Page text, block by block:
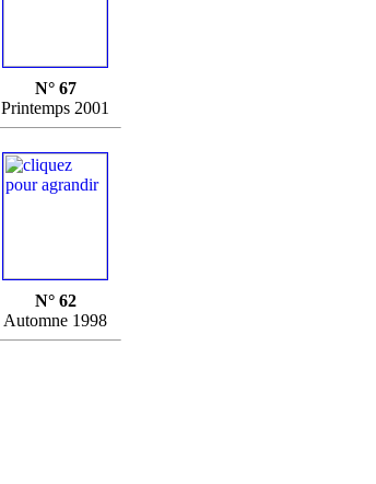
N° 67
Printemps 2001
N° 62
Automne 1998